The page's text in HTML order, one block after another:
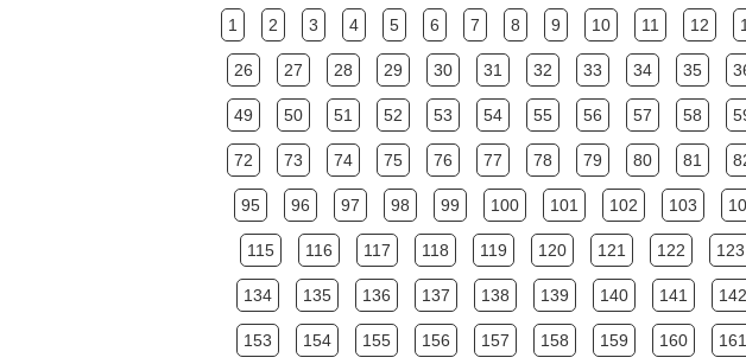
1 2 3 4 5 6 7 8 9 10 11 12
26 27 28 29 30 31 32 33 34 35
49 50 51 52 53 54 55 56 57 58
72 73 74 75 76 77 78 79 80 81
95 96 97 98 99 100 101 102 103
115 116 117 118 119 120 121 122 123
134 135 136 137 138 139 140 141 142
153 154 155 156 157 158 159 160 161